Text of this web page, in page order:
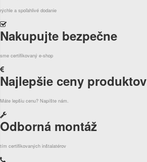
rýchle a spoľahlivé dodanie
Nakupujte bezpečne
sme certifikovaný e-shop
Najlepšie ceny produktov
Máte lepšiu cenu? Napíšte nám.
Odborná montáž
tím certifikovaných inštalatérov